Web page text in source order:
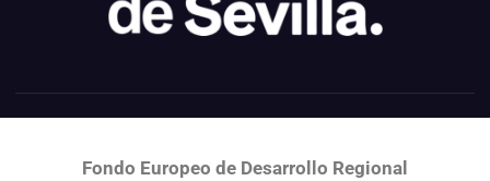
Fondo Europeo de Desarrollo Regional